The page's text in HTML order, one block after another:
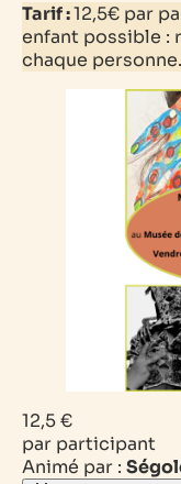
Tarif :12,5€ par
enfant possible :
chaque personne.
12,5 €
par participant
Animé par :